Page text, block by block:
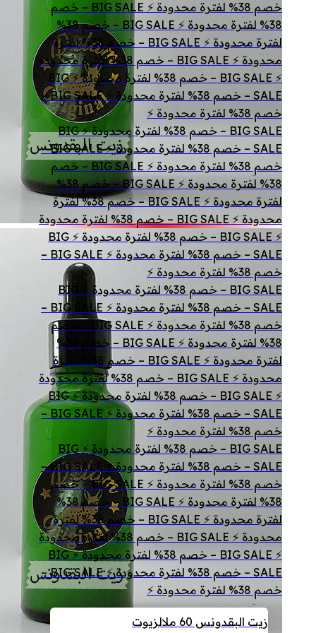
خصم 38% لفترة محدودة ⚡ BIG SALE – خصم
38% لفترة محدودة ⚡ BIG SALE – خصم 38%
لفترة محدودة ⚡ BIG SALE – خصم 38% لفترة
محدودة ⚡ BIG SALE – خصم 38% لفترة محدودة
⚡ BIG SALE – خصم 38% لفترة محدودة ⚡ BIG
SALE – خصم 38% لفترة محدودة ⚡ BIG SALE –
خصم 38% لفترة محدودة ⚡
BIG SALE – خصم 38% لفترة محدودة ⚡ BIG
SALE – خصم 38% لفترة محدودة ⚡ BIG SALE –
خصم 38% لفترة محدودة ⚡ BIG SALE – خصم
38% لفترة محدودة ⚡ BIG SALE – خصم 38%
لفترة محدودة ⚡ BIG SALE – خصم 38% لفترة
محدودة ⚡ BIG SALE – خصم 38% لفترة محدودة
⚡ BIG SALE – خصم 38% لفترة محدودة ⚡ BIG
SALE – خصم 38% لفترة محدودة ⚡ BIG SALE –
خصم 38% لفترة محدودة ⚡
BIG SALE – خصم 38% لفترة محدودة ⚡ BIG
SALE – خصم 38% لفترة محدودة ⚡ BIG SALE –
خصم 38% لفترة محدودة ⚡ BIG SALE – خصم
38% لفترة محدودة ⚡ BIG SALE – خصم 38%
لفترة محدودة ⚡ BIG SALE – خصم 38% لفترة
محدودة ⚡ BIG SALE – خصم 38% لفترة محدودة
⚡ BIG SALE – خصم 38% لفترة محدودة ⚡ BIG
SALE – خصم 38% لفترة محدودة ⚡ BIG SALE –
خصم 38% لفترة محدودة ⚡
BIG SALE – خصم 38% لفترة محدودة ⚡ BIG
SALE – خصم 38% لفترة محدودة ⚡ BIG SALE –
خصم 38% لفترة محدودة ⚡ BIG SALE – خصم
38% لفترة محدودة ⚡ BIG SALE – خصم 38%
لفترة محدودة ⚡ BIG SALE – خصم 38% لفترة
محدودة ⚡ BIG SALE – خصم 38% لفترة محدودة
⚡ BIG SALE – خصم 38% لفترة محدودة ⚡ BIG
SALE – خصم 38% لفترة محدودة ⚡ BIG SALE –
خصم 38% لفترة محدودة ⚡
زيت البقدونس 60 مل الزيوت